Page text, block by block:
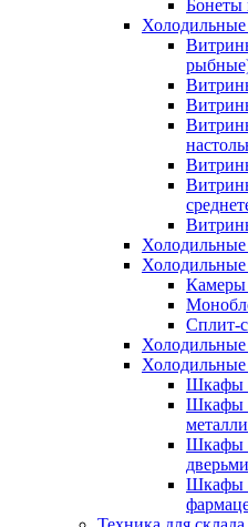
Бонеты
Холодильные
Камеры
Сплит-
Шкафы
Шкафы
Шкафы
дверьми
Шкафы